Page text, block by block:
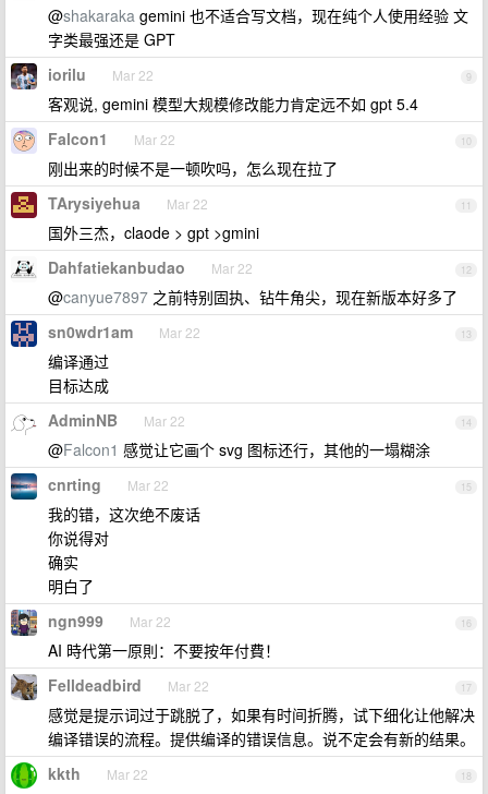
@shakaraka gemini 也不适合写文档，现在纯个人使用经验 文
字类最强还是 GPT
9
iorilu Mar 22
客观说, gemini 模型大规模修改能力肯定远不如 gpt 5.4
10
Falcon1 Mar 22
刚出来的时候不是一顿吹吗，怎么现在拉了
11
TArysiyehua Mar 22
国外三杰，claode > gpt >gmini
12
Dahfatiekanbudao Mar 22
@canyue7897 之前特别固执、钻牛角尖，现在新版本好多了
13
sn0wdr1am Mar 22
编译通过
目标达成
14
AdminNB Mar 22
@Falcon1 感觉让它画个 svg 图标还行，其他的一塌糊涂
15
cnrting Mar 22
我的错，这次绝不废话
你说得对
确实
明白了
16
ngn999 Mar 22
AI 時代第一原則：不要按年付費！
17
Felldeadbird Mar 22
感觉是提示词过于跳脱了，如果有时间折腾，试下细化让他解决
编译错误的流程。提供编译的错误信息。说不定会有新的结果。
18
kkth Mar 22